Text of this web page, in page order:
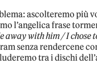
ascolteremo più
l’angelica frase
away with him / I chose
senza rendercene
tra i dischi